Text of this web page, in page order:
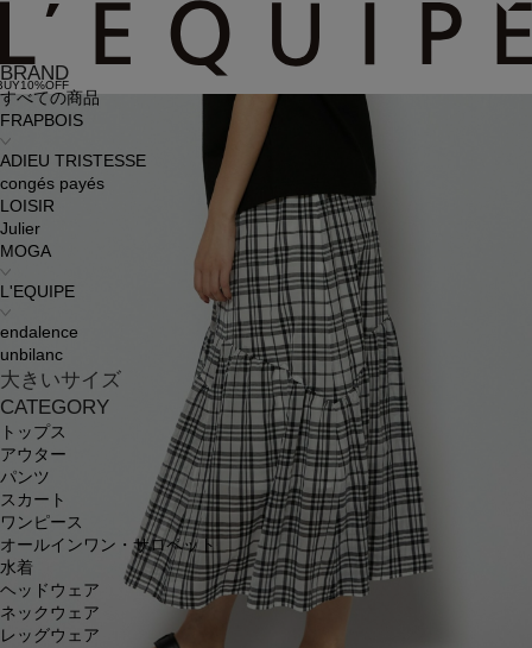
BRAND
すべての商品
FRAPBOIS
ADIEU TRISTESSE
congés payés
LOISIR
Julier
MOGA
L'EQUIPE
endalence
unbilanc
大きいサイズ
CATEGORY
トップス
アウター
パンツ
スカート
ワンピース
オールインワン・サロペット
水着
ヘッドウェア
ネックウェア
レッグウェア